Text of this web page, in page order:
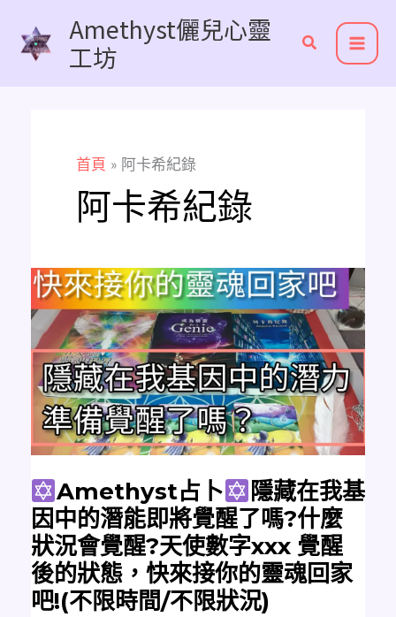
Amethyst儷兒心靈
工坊
首頁 阿卡希紀錄
阿卡希紀錄
Amethyst占卜
隱藏在我基
因中的潛能即將覺醒了嗎?什麼
狀況會覺醒?天使數字xxx 覺醒
後的狀態，快來接你的靈魂回家
吧!(不限時間/不限狀況)
Amethyst
占
卜
藏
在
我
基
因
中
的
潛
能
即
覺
醒
了
嗎?
什
麼
狀
況
會
覺
醒?